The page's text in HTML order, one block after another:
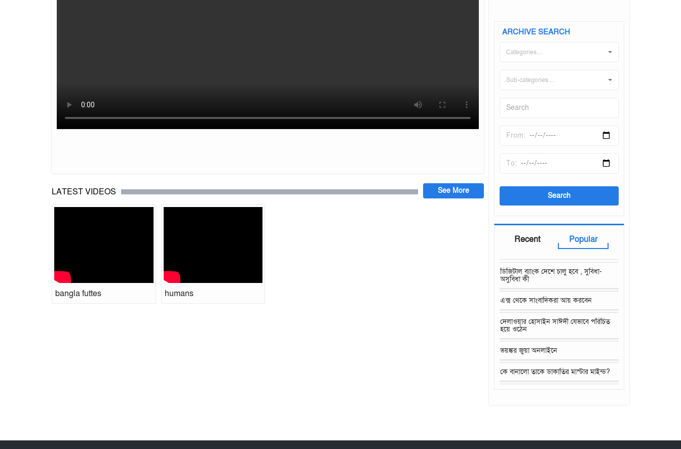
ARCHIVE SEARCH
Categories....
Sub-categories....
Recent Popular
ডিজিটাল ব্যাংক দেশে চালু হবে , সুবিধা-
অসুবিধা কী
এক্স থেকে সাংবাদিকরা আয় করবেন
দেলাওয়ার হোসাইন সাঈদী যেভাবে পরিচিত
হয়ে ওঠেন
ভয়ঙ্কর জুয়া অনলাইনে
কে বানালো তাকে ডাকাতির মাস্টার মাইন্ড?
LATEST VIDEOS
bangla futtes humans